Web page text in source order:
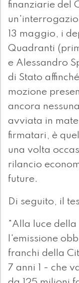
finanziarie del
13 maggio, i
Quadranti
e Alessandro
di Stato
mozione
ancora
avviata in
firmatari, è
una volta
rilancio
future.
Di seguito, il
"Alla luce
l'emissione
franchi della
7 anni 1 - che